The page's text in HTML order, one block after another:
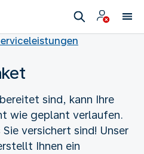
sind, kann Ihre
wie geplant verlaufen.
versichert sind! Unser
Ihnen ein